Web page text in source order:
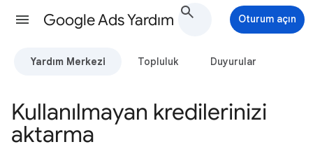
Google Ads Yardım Oturum açın
Yardım Merkezi Topluluk Duyurular
Kullanılmayan kredilerinizi
aktarma